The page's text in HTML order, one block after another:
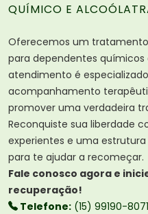
QUÍMICO E
Oferecemos um
para dependentes químicos
atendimento é
acompanhamento
promover uma verdadeira
Reconquiste sua liberdade
experientes e uma
para te ajudar a recomeçar.
Fale conosco agora e
recuperação!
Telefone: (15) 99190-8071